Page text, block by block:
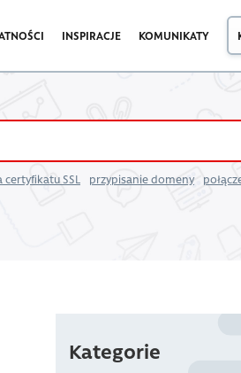
INSPIRACJE KOMUNIKATY
SSL przypisanie domeny
Kategorie